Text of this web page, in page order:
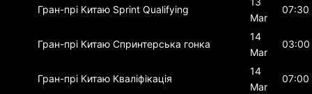
Гран-прі Китаю Sprint Qualifying
Mar
07:30
Гран-прі Китаю Спринтерська гонка
14
Mar
03:00
Гран-прі Китаю Кваліфікація
14
Mar
07:00